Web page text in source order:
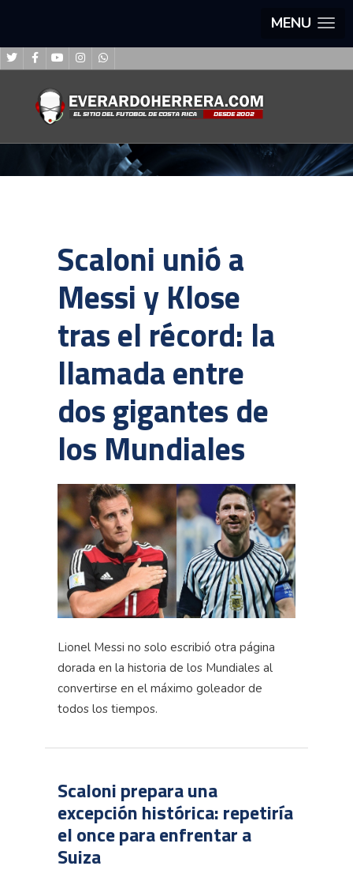
MENU
Scaloni unió a
Messi y Klose
tras el récord: la
llamada entre
dos gigantes de
los Mundiales
Lionel Messi no solo escribió otra página
dorada en la historia de los Mundiales al
convertirse en el máximo goleador de
todos los tiempos.
Scaloni prepara una
excepción histórica: repetiría
el once para enfrentar a
Suiza